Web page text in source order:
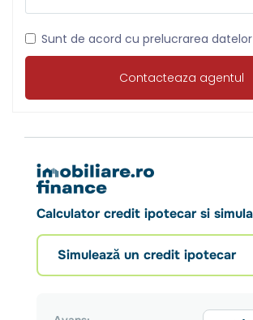
Sunt de acord cu prelucrarea datelor